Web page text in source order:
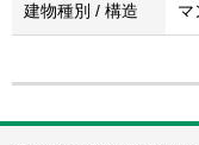
建物種別 / 構造 マ